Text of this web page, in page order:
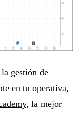
gestión de
en tu operativa,
, la mejor